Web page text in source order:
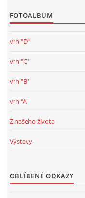
FOTOALBUM
vrh "D"
vrh "C"
vrh "B"
vrh "A"
Z našeho života
Výstavy
OBLÍBENÉ ODKAZY